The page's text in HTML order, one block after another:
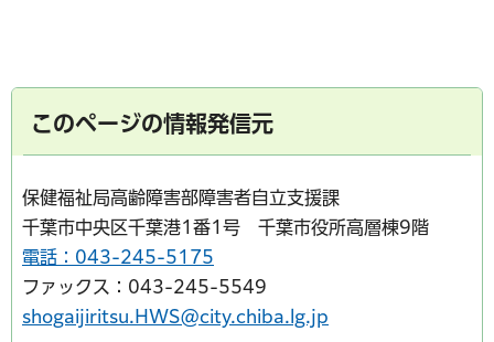
このページの情報発信元
保健福祉局高齢障害部障害者自立支援課
千葉市中央区千葉港1番1号 千葉市役所高層棟9階
電話：043-245-5175
ファックス：043-245-5549
shogaijiritsu.HWS@city.chiba.lg.jp